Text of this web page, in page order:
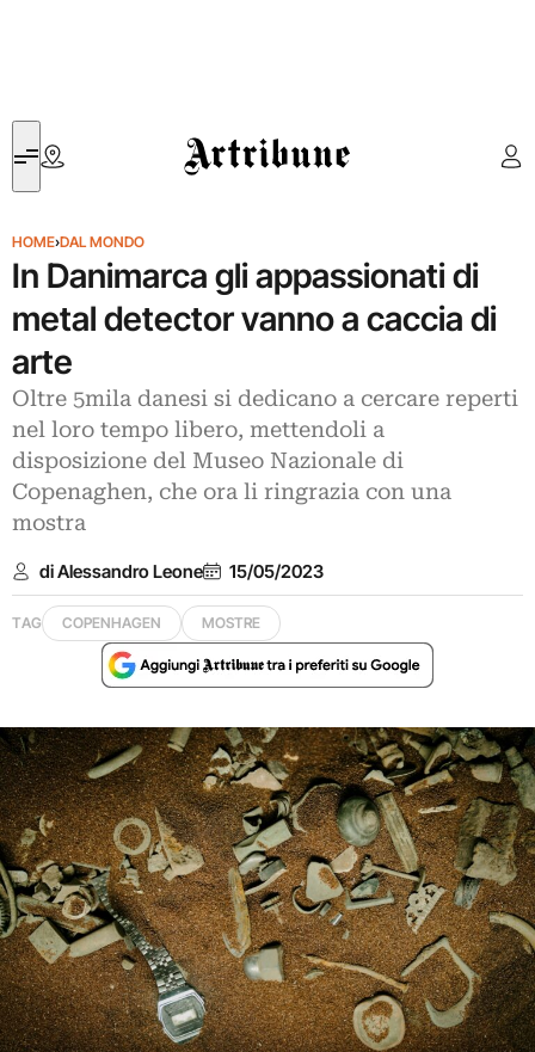
Artribune
HOME›DAL MONDO
In Danimarca gli appassionati di
metal detector vanno a caccia di
arte
Oltre 5mila danesi si dedicano a cercare reperti
nel loro tempo libero, mettendoli a
disposizione del Museo Nazionale di
Copenaghen, che ora li ringrazia con una
mostra
di Alessandro Leone 15/05/2023
TAG COPENHAGEN MOSTRE